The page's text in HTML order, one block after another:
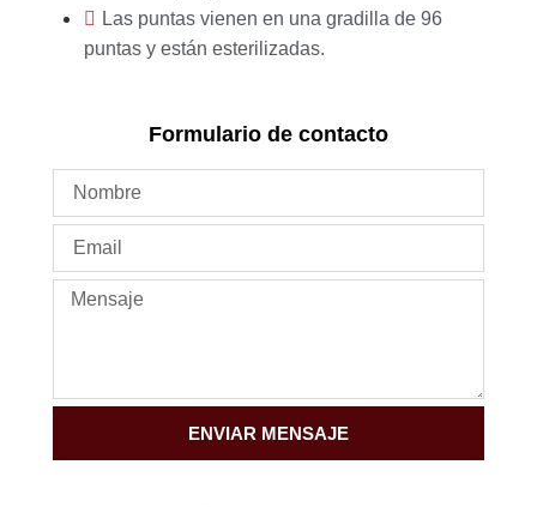
Las puntas vienen en una gradilla de 96
puntas y están esterilizadas.
Formulario de contacto
ENVIAR MENSAJE